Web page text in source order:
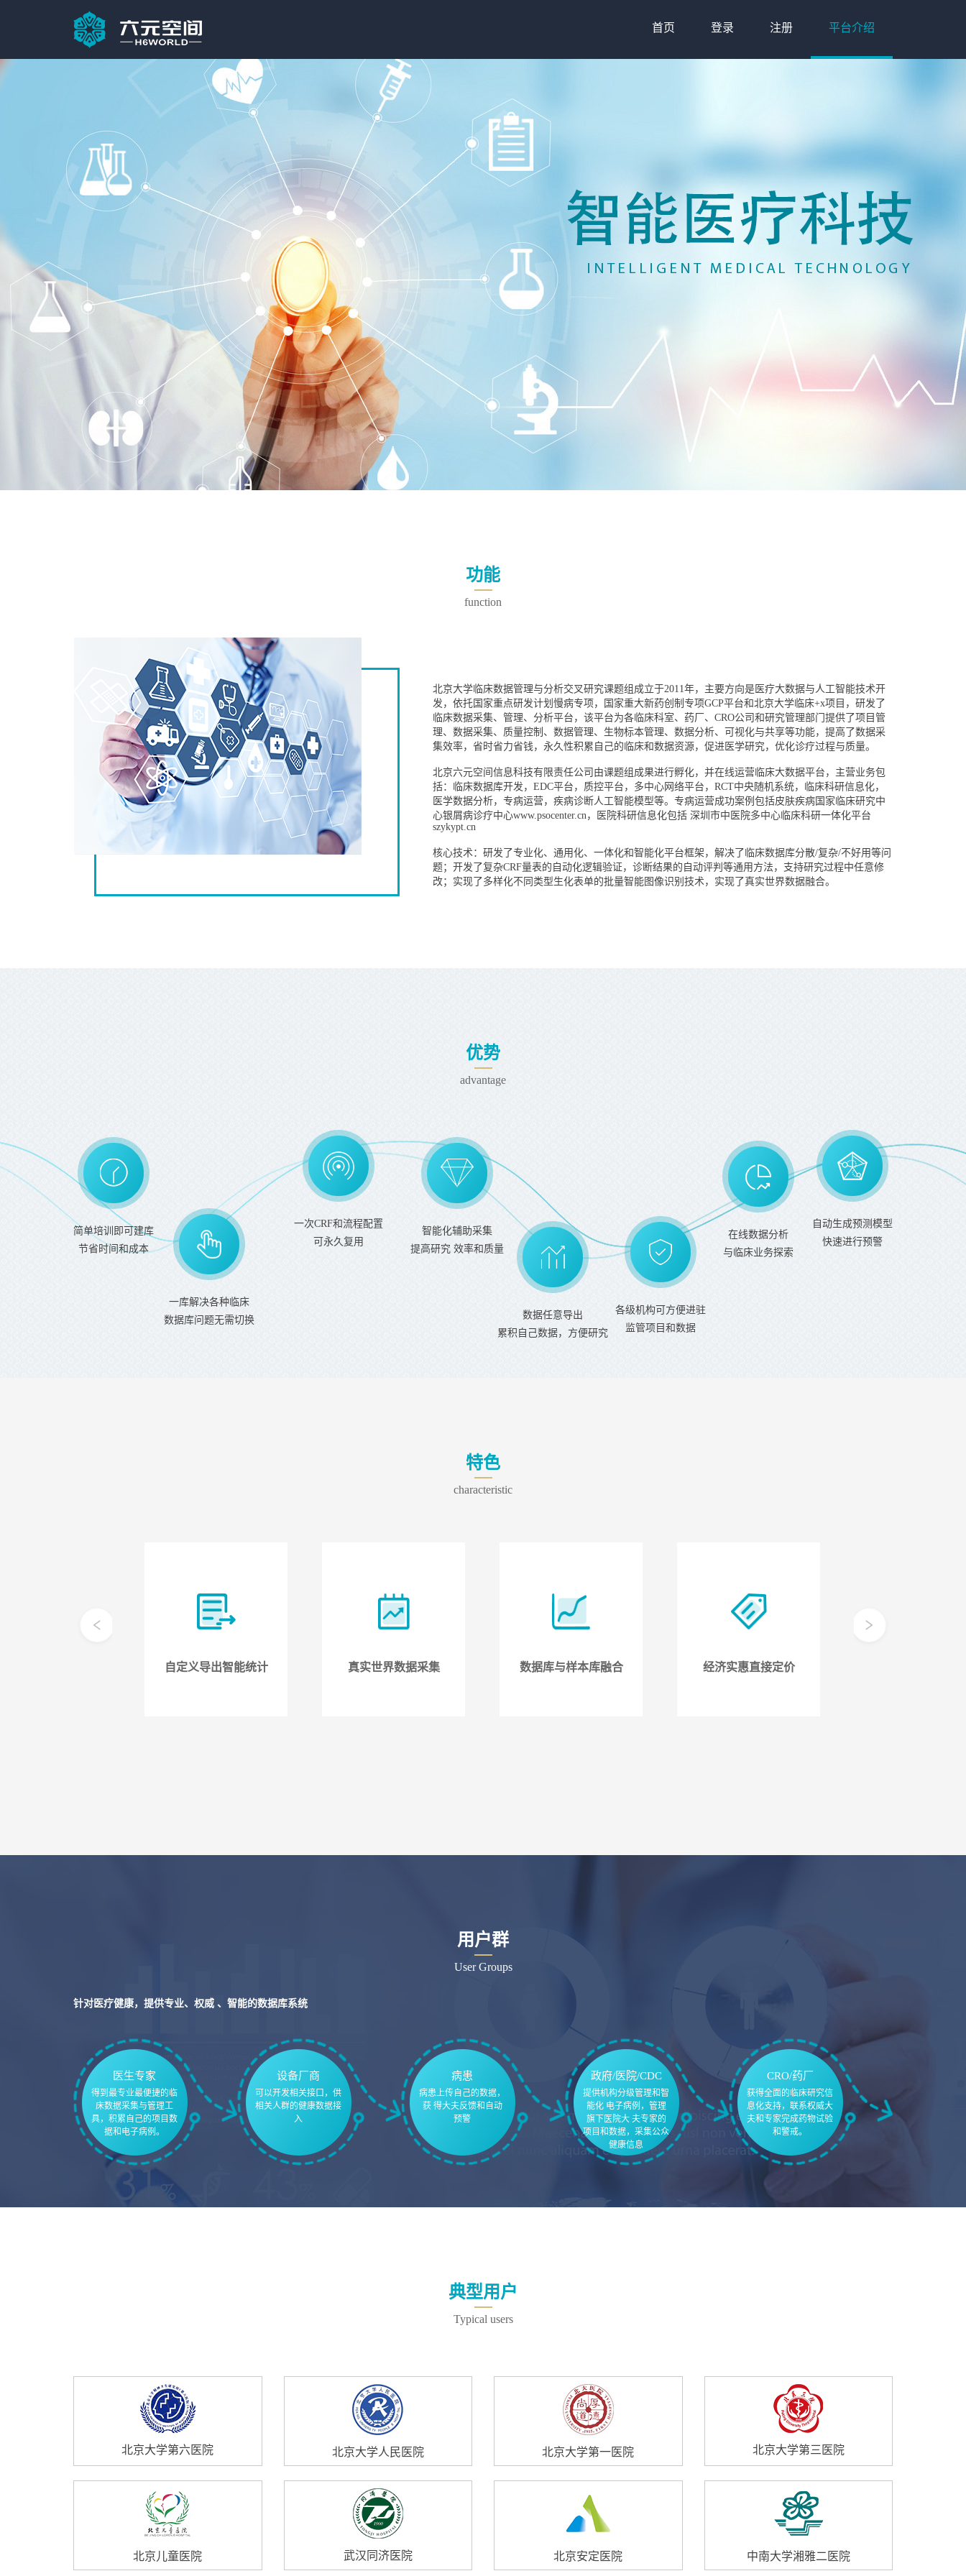
首页 登录 注册 平台介绍
功能
function
北京大学临床数据管理与分析交叉研究课题组成立于2011年，主要方向是医疗大数据与人工智能技术开
发，依托国家重点研发计划慢病专项，国家重大新药创制专项GCP平台和北京大学临床+x项目，研发了
临床数据采集、管理、分析平台，该平台为各临床科室、药厂、CRO公司和研究管理部门提供了项目管
理、数据采集、质量控制、数据管理、生物标本管理、数据分析、可视化与共享等功能，提高了数据采
集效率，省时省力省钱，永久性积累自己的临床和数据资源，促进医学研究，优化诊疗过程与质量。
北京六元空间信息科技有限责任公司由课题组成果进行孵化，并在线运营临床大数据平台，主营业务包
括：临床数据库开发，EDC平台，质控平台，多中心网络平台，RCT中央随机系统，临床科研信息化，
医学数据分析，专病运营，疾病诊断人工智能模型等。专病运营成功案例包括皮肤疾病国家临床研究中
心银屑病诊疗中心www.psocenter.cn，医院科研信息化包括 深圳市中医院多中心临床科研一体化平台
szykypt.cn
核心技术：研发了专业化、通用化、一体化和智能化平台框架，解决了临床数据库分散/复杂/不好用等问
题；开发了复杂CRF量表的自动化逻辑验证，诊断结果的自动评判等通用方法，支持研究过程中任意修
改；实现了多样化不同类型生化表单的批量智能图像识别技术，实现了真实世界数据融合。
优势
advantage
简单培训即可建库
节省时间和成本
一库解决各种临床
数据库问题无需切换
一次CRF和流程配置
可永久复用
智能化辅助采集
提高研究 效率和质量
数据任意导出
累积自己数据，方便研究
各级机构可方便进驻
监管项目和数据
在线数据分析
与临床业务探索
自动生成预测模型
快速进行预警
特色
characteristic
自定义导出智能统计 真实世界数据采集 数据库与样本库融合 经济实惠直接定价
用户群
User Groups
针对医疗健康，提供专业、权威 、智能的数据库系统
医生专家
得到最专业最便捷的临
床数据采集与管理工
具，积累自己的项目数
据和电子病例。
设备厂商
可以开发相关接口，供
相关人群的健康数据接
入
病患
病患上传自己的数据，
获 得大夫反馈和自动
预警
政府/医院/CDC
提供机构分级管理和智
能化 电子病例，管理
旗下医院大 夫专家的
项目和数据，采集公众
健康信息
CRO/药厂
获得全面的临床研究信
息化支持，联系权威大
夫和专家完成药物试验
和警戒。
典型用户
Typical users
北京大学第六医院 北京大学人民医院 北京大学第一医院 北京大学第三医院
北京儿童医院 武汉同济医院 北京安定医院 中南大学湘雅二医院